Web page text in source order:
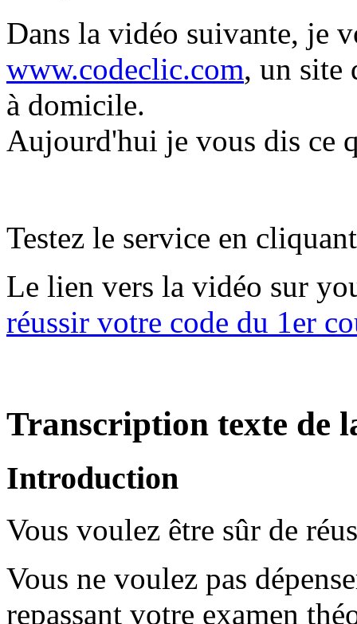
Dans la vidéo suivante, je
www.codeclic.com, un site
à domicile.
Aujourd'hui je vous dis ce
Testez le service en
Le lien vers la vidéo sur
réussir votre code du 1er
Transcription texte de
Introduction
Vous voulez être sûr de
Vous ne voulez pas
repassant votre examen